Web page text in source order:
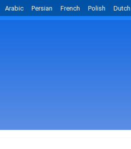
Arabic Persian French Polish Dutch